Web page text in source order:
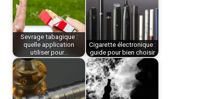
Sevrage tabagique :
quelle application
utiliser pour…
Cigarette électronique :
guide pour bien choisir